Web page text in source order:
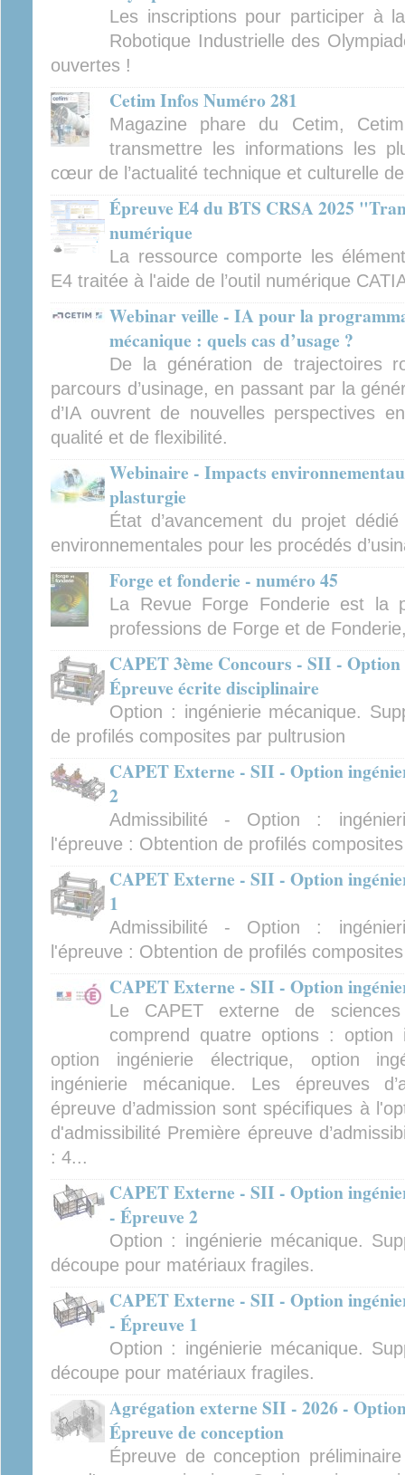
Les inscriptions pour participer à
Robotique Industrielle des
ouvertes !
Cetim Infos Numéro 281
Magazine phare du Cetim,
transmettre les informations les
cœur de l’actualité technique et culturelle
Épreuve E4 du BTS CRSA 2025
numérique
La ressource comporte les
E4 traitée à l'aide de l’outil numérique
Webinar veille - IA pour la
mécanique : quels cas d’usage ?
De la génération de trajectoires
parcours d’usinage, en passant par la
d’IA ouvrent de nouvelles perspectives
qualité et de flexibilité.
Webinaire - Impacts
plasturgie
État d’avancement du projet
environnementales pour les procédés
Forge et fonderie - numéro 45
La Revue Forge Fonderie est la
professions de Forge et de
CAPET 3ème Concours - SII -
Épreuve écrite disciplinaire
Option : ingénierie mécanique.
de profilés composites par pultrusion
CAPET Externe - SII - Option
2
Admissibilité - Option :
l'épreuve : Obtention de profilés
CAPET Externe - SII - Option
1
Admissibilité - Option :
l'épreuve : Obtention de profilés
CAPET Externe - SII - Option
Le CAPET externe de
comprend quatre options : option
option ingénierie électrique, option
ingénierie mécanique. Les épreuves
épreuve d’admission sont spécifiques à
d'admissibilité Première épreuve
: 4...
CAPET Externe - SII - Option
- Épreuve 2
Option : ingénierie mécanique.
découpe pour matériaux fragiles.
CAPET Externe - SII - Option
- Épreuve 1
Option : ingénierie mécanique.
découpe pour matériaux fragiles.
Agrégation externe SII - 2026 -
Épreuve de conception
Épreuve de conception